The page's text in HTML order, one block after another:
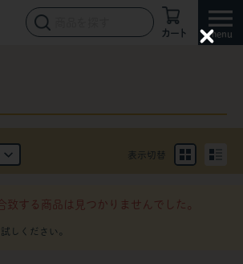
カート
表示切替
致する商品は見つかりませんでした。
C